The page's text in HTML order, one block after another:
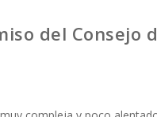
del